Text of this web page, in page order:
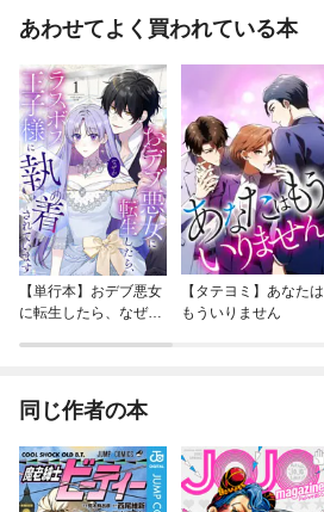
あわせてよく買われている本
【単行本】おデブ悪女
に転生したら、なぜか
【タテヨミ】あなたは
もういりません
同じ作者の本